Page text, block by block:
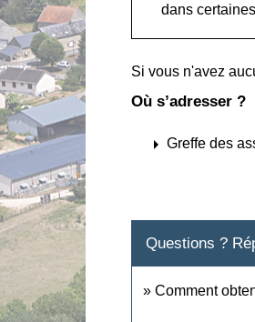
dans
Si vous n'avez
Où s’adresser ?
arrow_rightGreffe des
Questions ?
Comment